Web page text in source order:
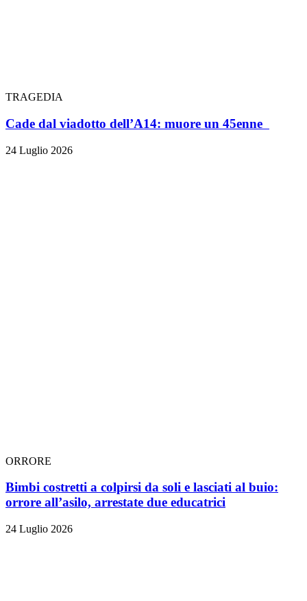
TRAGEDIA
Cade dal viadotto dell’A14: muore un 45enne
24 Luglio 2026
ORRORE
Bimbi costretti a colpirsi da soli e lasciati al buio:
orrore all’asilo, arrestate due educatrici
24 Luglio 2026